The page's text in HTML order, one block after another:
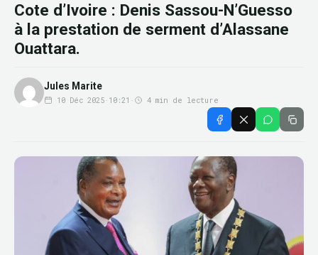
Cote d’Ivoire : Denis Sassou-N’Guesso
à la prestation de serment d’Alassane
Ouattara.
Jules Marite
10 Déc 2025· 10:21 · 4 min de lecture